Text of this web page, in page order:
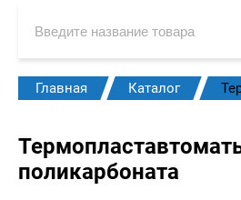
Главная Каталог
поликарбоната